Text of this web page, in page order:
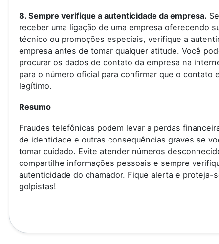
8. Sempre verifique a autenticidade da empresa.
receber uma ligação de uma empresa oferecendo
técnico ou promoções especiais, verifique a
empresa antes de tomar qualquer atitude. Você
procurar os dados de contato da empresa na
para o número oficial para confirmar que o contato
legítimo.
Resumo
Fraudes telefônicas podem levar a perdas
de identidade e outras consequências graves se
tomar cuidado. Evite atender números
compartilhe informações pessoais e sempre
autenticidade do chamador. Fique alerta e proteja-
golpistas!